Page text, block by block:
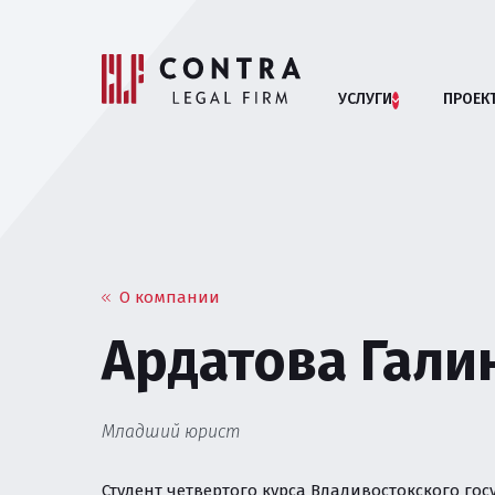
УСЛУГИ
БАНКРОТСТВО
ВЗАИМОДЕЙСТВИЕ
О компании
Ардатова
Младший юрист
Студент четвертого курса Владивостокского